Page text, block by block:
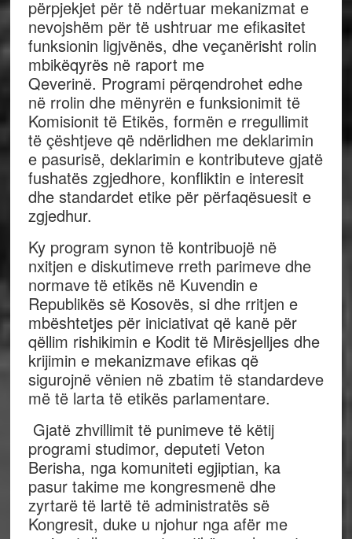
përpjekjet për të ndërtuar mekanizmat e
nevojshëm për të ushtruar me efikasitet
funksionin ligjvënës, dhe veçanërisht rolin
mbikëqyrës në raport me
Qeverinë. Programi përqendrohet edhe
në rrolin dhe mënyrën e funksionimit të
Komisionit të Etikës, formën e rregullimit
të çështjeve që ndërlidhen me deklarimin
e pasurisë, deklarimin e kontributeve gjatë
fushatës zgjedhore, konfliktin e interesit
dhe standardet etike për përfaqësuesit e
zgjedhur.
Ky program synon të kontribuojë në
nxitjen e diskutimeve rreth parimeve dhe
normave të etikës në Kuvendin e
Republikës së Kosovës, si dhe rritjen e
mbështetjes për iniciativat që kanë për
qëllim rishikimin e Kodit të Mirësjelljes dhe
krijimin e mekanizmave efikas që
sigurojnë vënien në zbatim të standardeve
më të larta të etikës parlamentare.
Gjatë zhvillimit të punimeve të këtij
programi studimor, deputeti Veton
Berisha, nga komuniteti egjiptian, ka
pasur takime me kongresmenë dhe
zyrtarë të lartë të administratës së
Kongresit, duke u njohur nga afër me